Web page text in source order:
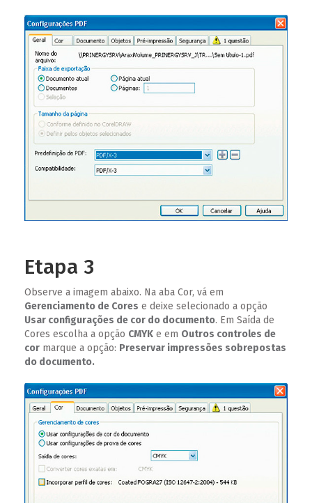
Etapa 3
Observe a imagem abaixo. Na aba Cor, vá em
Gerenciamento de Cores e deixe selecionado a opção
Usar configurações de cor do documento. Em Saída de
Cores escolha a opção CMYK e em Outros controles de
cor marque a opção: Preservar impressões sobrepostas
do documento.